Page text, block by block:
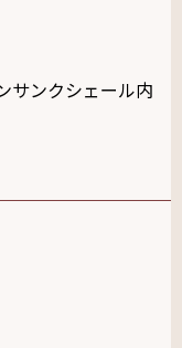
サンクシェール内